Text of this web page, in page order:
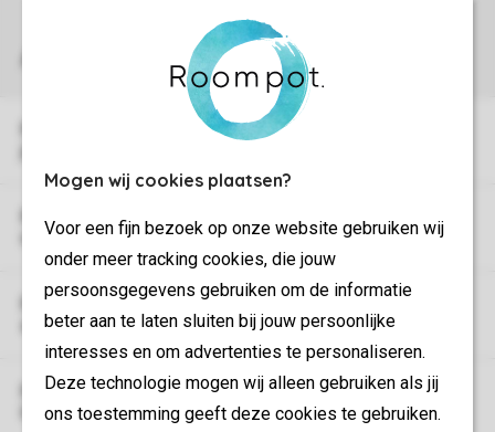
Mogen wij cookies plaatsen?
Voor een fijn bezoek op onze website gebruiken wij
onder meer tracking cookies, die jouw
persoonsgegevens gebruiken om de informatie
beter aan te laten sluiten bij jouw persoonlijke
interesses en om advertenties te personaliseren.
Deze technologie mogen wij alleen gebruiken als jij
ons toestemming geeft deze cookies te gebruiken.
Puis-je faire livrer quelque chose dans le parc où
Puis-je prendre la voiture pour aller au parc si je
n'ai pas de carte d'accès ou un code ?
Puis-je circuler en voiture dans le parc quand j'en
ai envie ?
Puis-je payer par carte de crédit dans les parcs et
les campings ?